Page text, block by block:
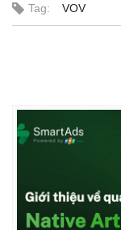
Tag: VOV